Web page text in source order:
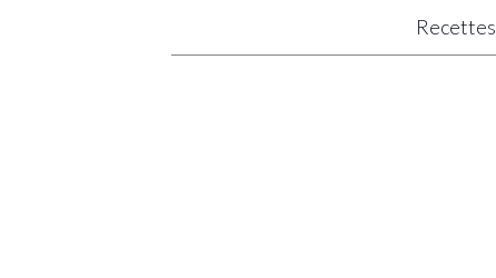
Recettes